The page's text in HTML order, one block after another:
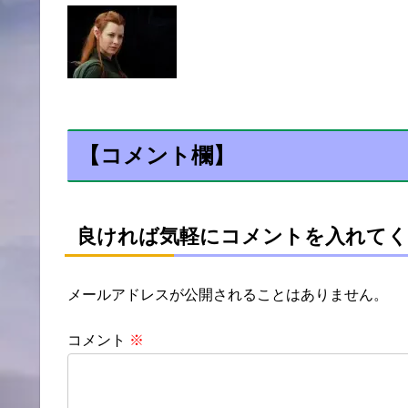
【コメント欄】
良ければ気軽にコメントを入れて
メールアドレスが公開されることはありません。
コメント ※